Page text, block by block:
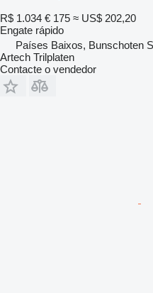
R$ 1.034 € 175 ≈ US$ 202,20
Engate rápido
Países Baixos, Bunschoten
Artech Trilplaten
Contacte o vendedor